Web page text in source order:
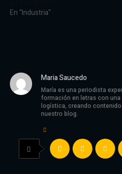
En "Industria"
Maria Saucedo
María es una periodista
formación en letras con
logística, creando
nuestro blog.